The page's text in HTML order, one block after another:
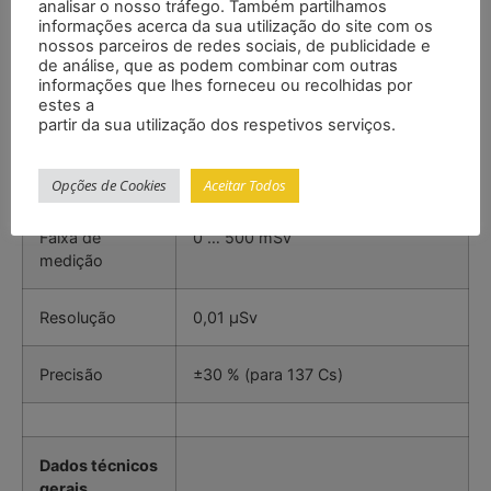
Resolução 0,01 µSv/h
Precisão ±30 % (para 137 Cs)
Radiação
Faixa de
medição
0 … 500 mSv
Resolução 0,01 µSv
Precisão ±30 % (para 137 Cs)
Dados técnicos
analisar o nosso tráfego. Também partilhamos
informações acerca da sua utilização do site com os
nossos parceiros de redes sociais, de publicidade e
de análise, que as podem combinar com outras
informações que lhes forneceu ou recolhidas por
estes a
partir da sua utilização dos respetivos serviços.
Opções de Cookies Aceitar Todos